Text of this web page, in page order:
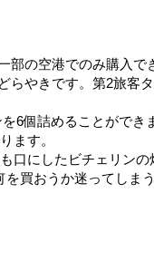
部の空港でのみ購入で
らやきです。第2旅客
6個詰めることができ
ます。
口にしたビチェリンの
買おうか迷ってしま